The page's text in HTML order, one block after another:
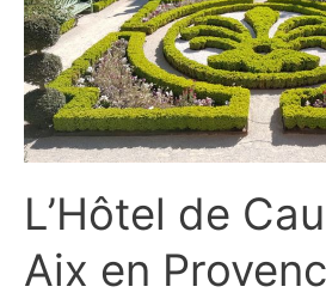
L’Hôtel de
Aix en